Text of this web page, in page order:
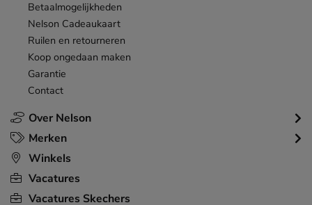
Over Nelson
Betaalmogelijkheden
Nelson Cadeaukaart
Ruilen en retourneren
Koop ongedaan maken
Garantie
Contact
Merken
Winkels
Vacatures
Vacatures Skechers